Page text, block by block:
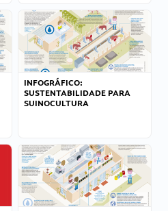
INFOGRÁFICO:
SUSTENTABILIDADE PARA
SUINOCULTURA